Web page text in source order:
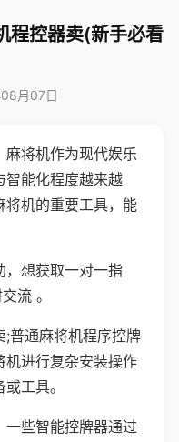
程控器卖(新手必看
月07日
麻将机作为现代娱乐
智能化程度越来越
将机的重要工具，能
，想获取一对一指
流 。
;普通麻将机程序控牌
机进行复杂安装操作
工具。
一些智能控牌器通过